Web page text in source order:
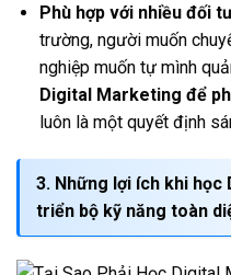
Phù hợp với nhiều đối
trường, người muốn
nghiệp muốn tự mình
Digital Marketing để
luôn là một quyết định
3. Những lợi ích khi học
triển bộ kỹ năng toàn